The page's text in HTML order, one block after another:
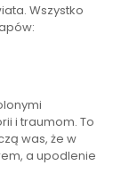
Wszystko
i traumom. To
was, że w
a upodlenie